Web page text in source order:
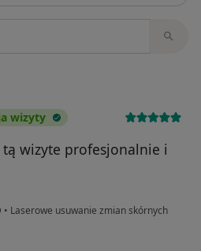
wizyty
wizyte profesjonalnie i
• Laserowe usuwanie zmian skórnych